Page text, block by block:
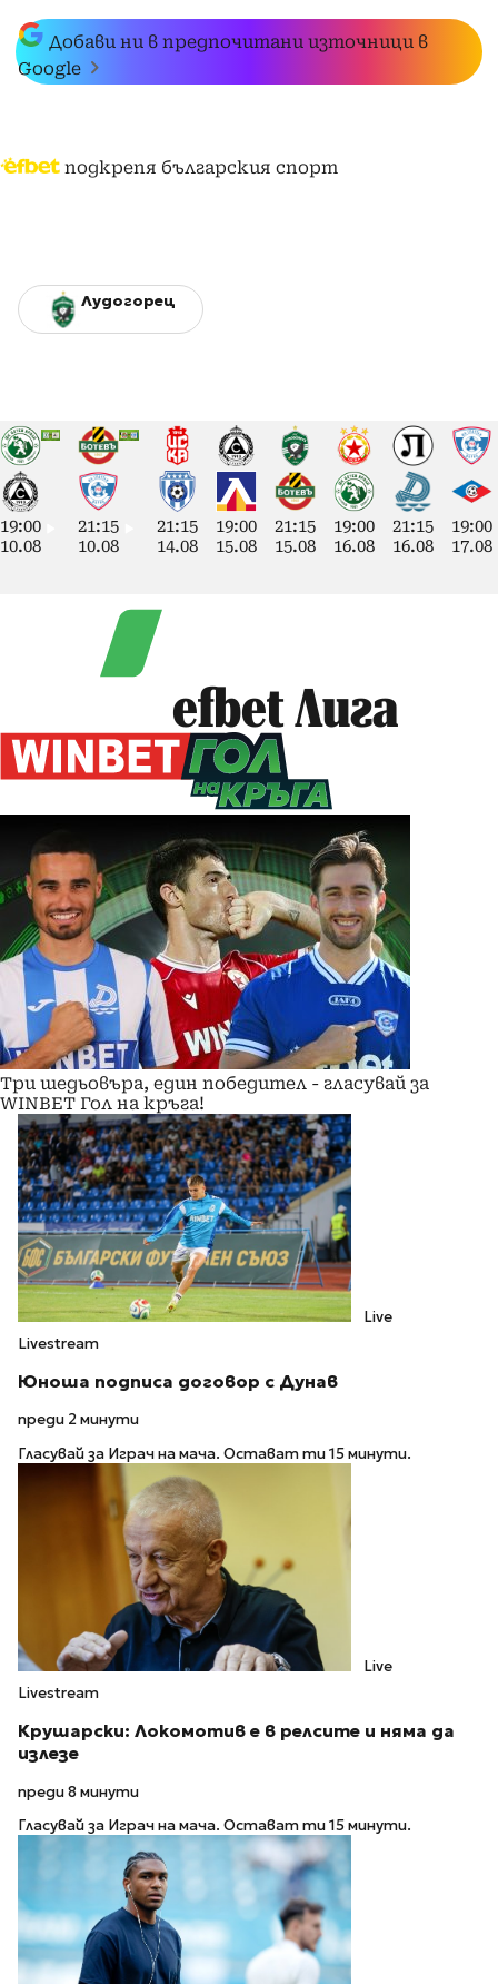
Добави ни в предпочитани източници в
Google
подкрепя българския спорт
Лудогорец
19:00
10.08
21:15
10.08
21:15
14.08
19:00
15.08
21:15
15.08
19:00
16.08
21:15
16.08
19:00
17.08
efbet Лига
Три шедьовъра, един победител - гласувай за
WINBET Гол на кръга!
Live
Livestream
Юноша подписа договор с Дунав
преди 2 минути
Гласувай за Играч на мача. Остават ти 15 минути.
Live
Livestream
Крушарски: Локомотив е в релсите и няма да
излезе
преди 8 минути
Гласувай за Играч на мача. Остават ти 15 минути.